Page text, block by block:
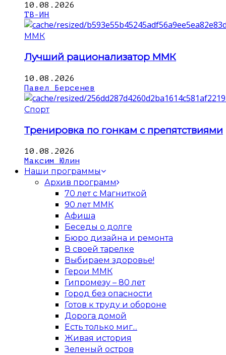
10.08.2026
ТВ-ИН
ММК
Лучший рационализатор ММК
10.08.2026
Павел Берсенев
Спорт
Тренировка по гонкам с препятствиями
10.08.2026
Максим Юлин
Наши программы
Архив программ
70 лет с Магниткой
90 лет ММК
Афиша
Беседы о долге
Бюро дизайна и ремонта
В своей тарелке
Выбираем здоровье!
Герои ММК
Гипромезу – 80 лет
Город без опасности
Готов к труду и обороне
Дорога домой
Есть только миг...
Живая история
Зеленый остров